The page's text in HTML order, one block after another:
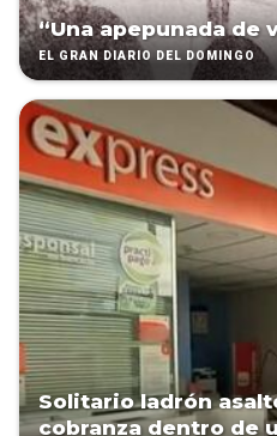
“Una apepunada de
EL GRAN DIARIO DEL DOMINGO
Solitario ladrón
cobranza dentro de